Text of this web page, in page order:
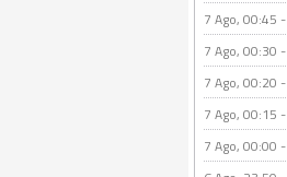
7 Ago, 00:45 -
7 Ago, 00:30 -
7 Ago, 00:20 -
7 Ago, 00:15 -
7 Ago, 00:00 -